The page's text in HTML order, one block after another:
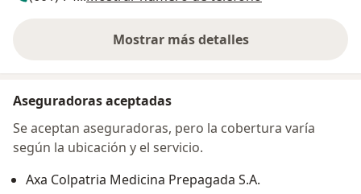
Mostrar más detalles
sobre la dirección
Aseguradoras aceptadas
Se aceptan aseguradoras, pero la cobertura varía
según la ubicación y el servicio.
Axa Colpatria Medicina Prepagada S.A.